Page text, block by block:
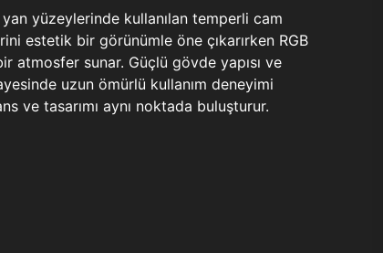
yüzeylerinde kullanılan temperli cam
estetik bir görünümle öne çıkarırken RGB
atmosfer sunar. Güçlü gövde yapısı ve
uzun ömürlü kullanım deneyimi
ve tasarımı aynı noktada buluşturur.